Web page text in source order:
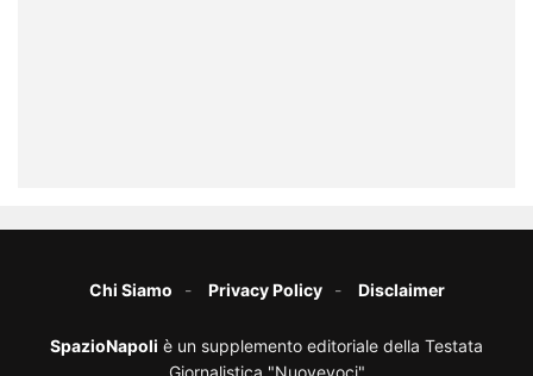
Chi Siamo Privacy Policy Disclaimer
SpazioNapoli è un supplemento editoriale della Testata
Giornalistica "Nuovevoci"